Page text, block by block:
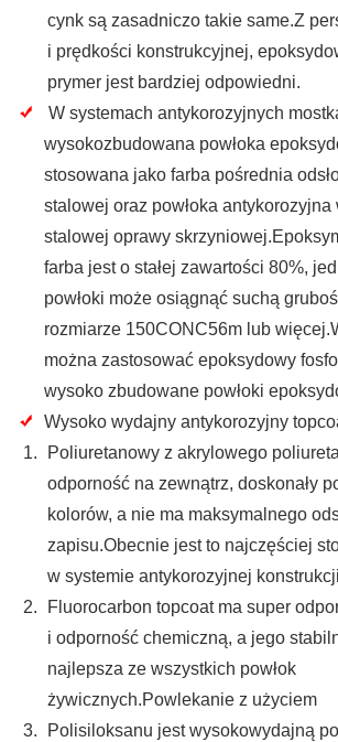
cynk są zasadniczo takie same.Z
i prędkości konstrukcyjnej,
prymer jest bardziej odpowiedni.
W systemach antykorozyjnych
wysokozbudowana powłoka
stosowana jako farba pośrednia
stalowej oraz powłoka antykorozyjna
stalowej oprawy
farba jest o stałej zawartości 80%,
powłoki może osiągnąć suchą
rozmiarze 150CONC56m lub
można zastosować epoksydowy
wysoko zbudowane powłoki
Wysoko wydajny antykorozyjny
Poliuretanowy z akrylowego
odporność na zewnątrz, doskonały
kolorów, a nie ma maksymalnego
zapisu.Obecnie jest to najczęściej
w systemie antykorozyjnej
Fluorocarbon topcoat ma super
i odporność chemiczną, a jego
najlepsza ze wszystkich powłok
żywicznych.Powlekanie z użyciem
Polisiloksanu jest wysokowydajną